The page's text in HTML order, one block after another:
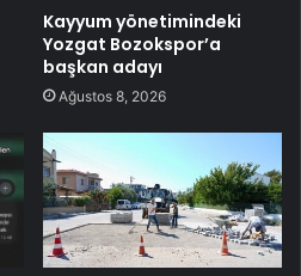
Kayyum yönetimindeki
Yozgat Bozokspor’a
başkan adayı
Ağustos 8, 2026